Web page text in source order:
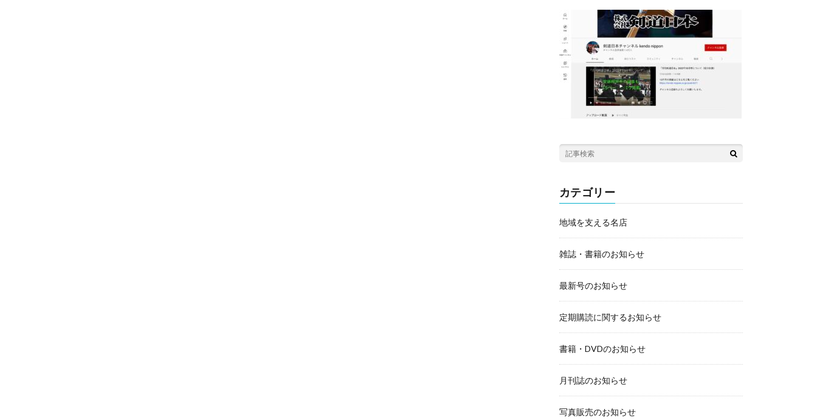
カテゴリー
地域を支える名店
雑誌・書籍のお知らせ
最新号のお知らせ
定期購読に関するお知らせ
書籍・DVDのお知らせ
月刊誌のお知らせ
写真販売のお知らせ